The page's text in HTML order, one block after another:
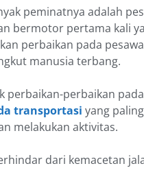
peminatnya adalah
bermotor pertama kali
perbaikan pada
manusia terbang.
perbaikan-perbaikan
transportasi yang
melakukan aktivitas.
dari kemacetan